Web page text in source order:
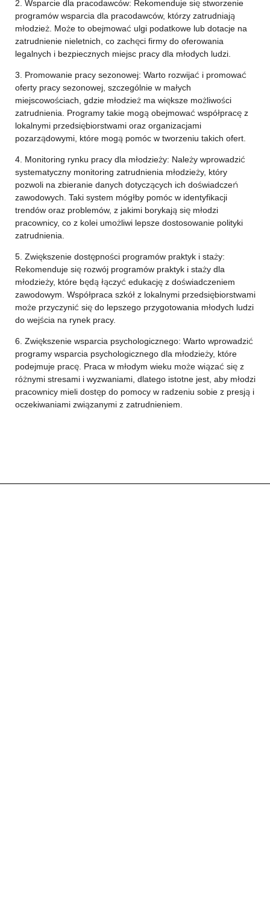
2. Wsparcie dla pracodawców: Rekomenduje się stworzenie
programów wsparcia dla pracodawców, którzy zatrudniają
młodzież. Może to obejmować ulgi podatkowe lub dotacje na
zatrudnienie nieletnich, co zachęci firmy do oferowania
legalnych i bezpiecznych miejsc pracy dla młodych ludzi.
3. Promowanie pracy sezonowej: Warto rozwijać i promować
oferty pracy sezonowej, szczególnie w małych
miejscowościach, gdzie młodzież ma większe możliwości
zatrudnienia. Programy takie mogą obejmować współpracę z
lokalnymi przedsiębiorstwami oraz organizacjami
pozarządowymi, które mogą pomóc w tworzeniu takich ofert.
4. Monitoring rynku pracy dla młodzieży: Należy wprowadzić
systematyczny monitoring zatrudnienia młodzieży, który
pozwoli na zbieranie danych dotyczących ich doświadczeń
zawodowych. Taki system mógłby pomóc w identyfikacji
trendów oraz problemów, z jakimi borykają się młodzi
pracownicy, co z kolei umożliwi lepsze dostosowanie polityki
zatrudnienia.
5. Zwiększenie dostępności programów praktyk i staży:
Rekomenduje się rozwój programów praktyk i staży dla
młodzieży, które będą łączyć edukację z doświadczeniem
zawodowym. Współpraca szkół z lokalnymi przedsiębiorstwami
może przyczynić się do lepszego przygotowania młodych ludzi
do wejścia na rynek pracy.
6. Zwiększenie wsparcia psychologicznego: Warto wprowadzić
programy wsparcia psychologicznego dla młodzieży, które
podejmuje pracę. Praca w młodym wieku może wiązać się z
różnymi stresami i wyzwaniami, dlatego istotne jest, aby młodzi
pracownicy mieli dostęp do pomocy w radzeniu sobie z presją i
oczekiwaniami związanymi z zatrudnieniem.